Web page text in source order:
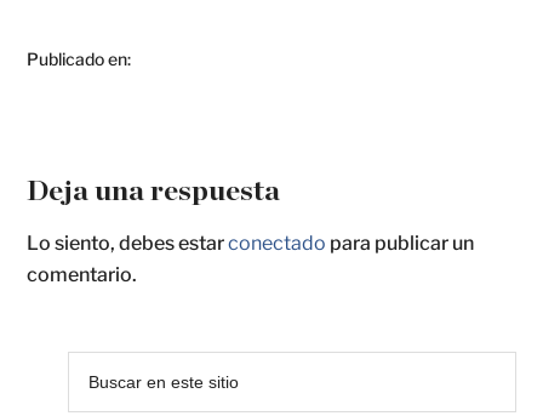
Publicado en:
Deja una respuesta
Lo siento, debes estarconectado para publicar un
comentario.